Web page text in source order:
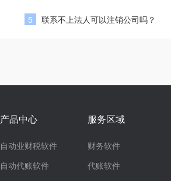
5 联系不上法人可以注销公司吗？
产品中心
自动业财税软件
自动代账软件
服务区域
财务软件
代账软件